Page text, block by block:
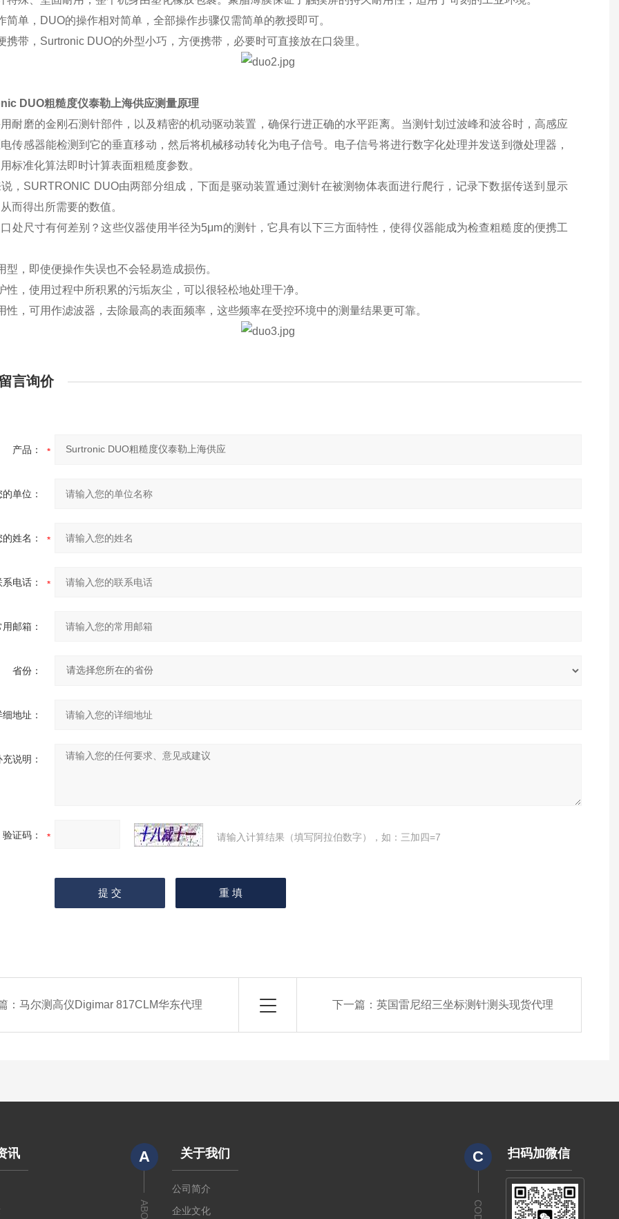
简单，DUO的操作相对简单，全部操作步骤仅需简单的教授即可。
携带，Surtronic DUO的外型小巧，方便携带，必要时可直接放在口袋里。
DUO粗糙度仪泰勒上海供应测量原理
耐磨的金刚石测针部件，以及精密的机动驱动装置，确保行进正确的水平距离。当测针划过波峰和波谷时，高感应
传感器能检测到它的垂直移动，然后将机械移动转化为电子信号。电子信号将进行数字化处理并发送到微处理器，
标准化算法即时计算表面粗糙度参数。
，SURTRONIC DUO由两部分组成，下面是驱动装置通过测针在被测物体表面进行爬行，记录下数据传送到显示
而得出所需要的数值。
处尺寸有何差别？这些仪器使用半径为5μm的测针，它具有以下三方面特性，使得仪器能成为检查粗糙度的便携工
型，即使便操作失误也不会轻易造成损伤。
性，使用过程中所积累的污垢灰尘，可以很轻松地处理干净。
性，可用作滤波器，去除最高的表面频率，这些频率在受控环境中的测量结果更可靠。
言询价
产品：
的单位：
的姓名：
系电话：
用邮箱：
省份：
细地址：
充说明：
验证码： 请输入计算结果（填写阿拉伯数字），如：三加四=7
：马尔测高仪Digimar 817CLM华东代理 下一篇： 英国雷尼绍三坐标测针测头现货代理
讯 A 关于我们
公司简介
企业文化
C
CODE
扫码加微信